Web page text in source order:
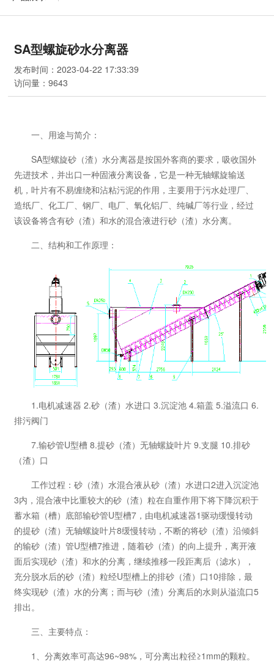
SA型螺旋砂水分离器
发布时间：2023-04-22 17:33:39
访问量：9643
一、用途与简介：
SA型螺旋砂（渣）水分离器是按国外客商的要求，吸收国外
先进技术，并出口一种固液分离设备，它是一种无轴螺旋输送
机，叶片有不易缠绕和沾粘污泥的作用，主要用于污水处理厂、
造纸厂、化工厂、钢厂、电厂、氧化铝厂、纯碱厂等行业，经过
该设备将含有砂（渣）和水的混合液进行砂（渣）水分离。
二、结构和工作原理：
1.电机减速器 2.砂（渣）水进口 3.沉淀池 4.箱盖 5.溢流口 6.
排污阀门
7.输砂管U型槽 8.提砂（渣）无轴螺旋叶片 9.支腿 10.排砂
（渣）口
工作过程：砂（渣）水混合液从砂（渣）水进口2进入沉淀池
3内，混合液中比重较大的砂（渣）粒在自重作用下将下降沉积于
蓄水箱（槽）底部输砂管U型槽7，由电机减速器1驱动缓慢转动
的提砂（渣）无轴螺旋叶片8缓慢转动，不断的将砂（渣）沿倾斜
的输砂（渣）管U型槽7推进，随着砂（渣）的向上提升，离开液
面后实现砂（渣）和水的分离，继续推移一段距离后（滤水），
充分脱水后的砂（渣）粒经U型槽上的排砂（渣）口10排除，最
终实现砂（渣）水的分离；而与砂（渣）分离后的水则从溢流口5
排出。
三、主要特点：
1、分离效率可高达96~98%，可分离出粒径≥1mm的颗粒。